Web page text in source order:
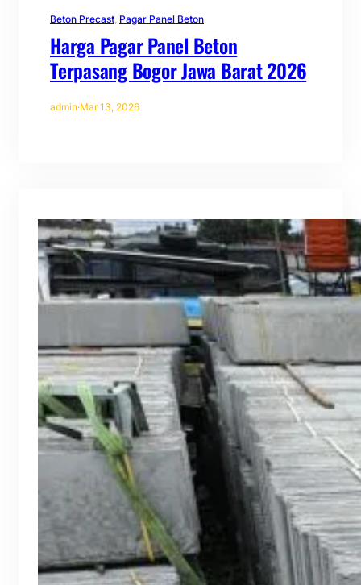
Beton Precast, Pagar Panel Beton
Harga Pagar Panel Beton
Terpasang Bogor Jawa Barat 2026
admin·Mar 13, 2026